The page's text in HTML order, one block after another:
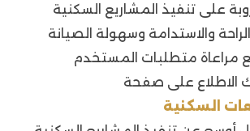
على تنفيذ المشاريع السكنية
والاستدامة وسهولة الصيانة
مراعاة متطلبات المستخدم
الاطلاع على صفحة
السكنية